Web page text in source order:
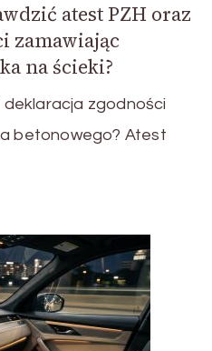
atest PZH oraz
zamawiając
na ścieki?
zgodności
betonowego? Atest